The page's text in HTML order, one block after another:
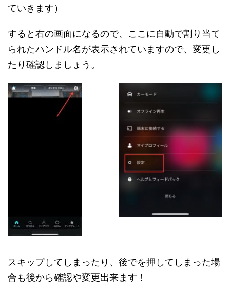
ていきます）
すると右の画面になるので、ここに自動で割り当て
られたハンドル名が表示されていますので、変更し
たり確認しましょう。
スキップしてしまったり、後でを押してしまった場
合も後から確認や変更出来ます！